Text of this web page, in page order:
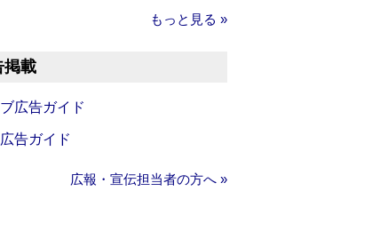
もっと見る »
掲載
広告ガイド
告ガイド
広報・宣伝担当者の方へ »